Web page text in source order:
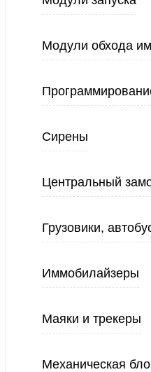
Модули обхода
Сирены
Центральный
Грузовики,
Иммобилайзеры
Маяки и трекеры
Механическая